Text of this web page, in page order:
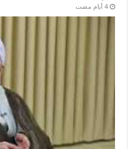
‏4 أيام مضت